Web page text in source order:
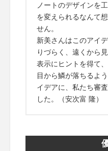
ノートのデザインを
を変えられるなんて
せん。
新美さんはこのアイ
りづらく、遠くから
表示にヒントを得て
目から鱗が落ちるよ
イデアに、私たち審
した。（安次富 隆）